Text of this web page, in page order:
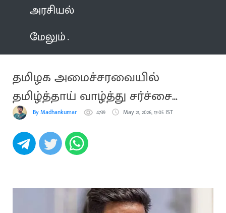
அரசியல்
மேலும்
தமிழக அமைச்சரவையில்
தமிழ்த்தாய் வாழ்த்து சர்ச்சை
தொடர்கிறது
By Madhankumar 4739 May 21, 2026, 17:05 IST